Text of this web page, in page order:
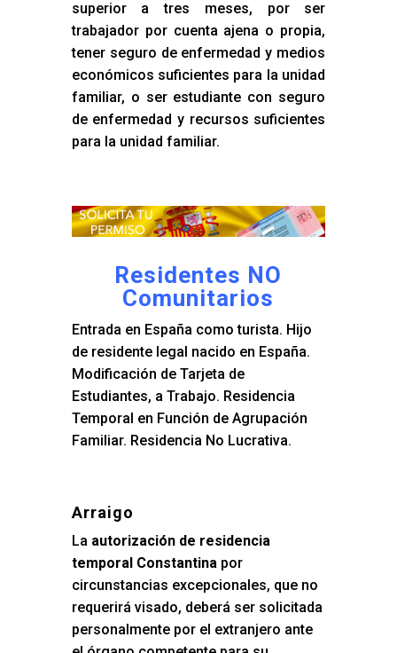
superior a tres meses, por ser
trabajador por cuenta ajena o propia,
tener seguro de enfermedad y medios
económicos suficientes para la unidad
familiar, o ser estudiante con seguro
de enfermedad y recursos suficientes
para la unidad familiar.
Residentes NO
Comunitarios
Entrada en España como turista. Hijo
de residente legal nacido en España.
Modificación de Tarjeta de
Estudiantes, a Trabajo. Residencia
Temporal en Función de Agrupación
Familiar. Residencia No Lucrativa.
Arraigo
La autorización de residencia
temporal Constantinapor
circunstancias excepcionales, que no
requerirá visado, deberá ser solicitada
personalmente por el extranjero ante